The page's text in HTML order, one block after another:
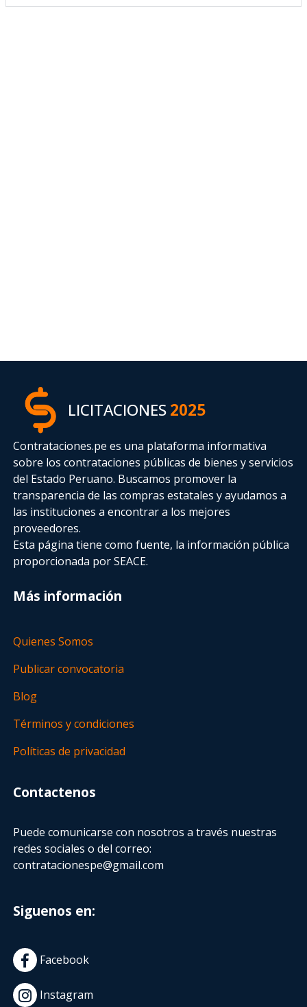
LICITACIONES2025
Contrataciones.pe es una plataforma informativa
sobre los contrataciones públicas de bienes y servicios
del Estado Peruano. Buscamos promover la
transparencia de las compras estatalesy ayudamos a
las instituciones a encontrar a los mejores
proveedores.
Esta página tiene como fuente, la información pública
proporcionada por SEACE.
Más información
Quienes Somos
Publicar convocatoria
Blog
Términos y condiciones
Políticas de privacidad
Contactenos
Puede comunicarse con nosotros a través nuestras
redes sociales o del correo:
contratacionespe@gmail.com
Siguenos en:
Facebook
Instagram